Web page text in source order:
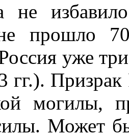
не
прошло 70
уже
гг.). Призрак
могилы,
Может